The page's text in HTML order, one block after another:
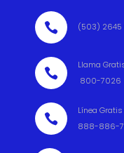
 (503)

Llama
800-7026

Línea
888-886-